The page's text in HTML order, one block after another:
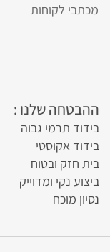
מכתבי לקוחות
ההבטחה שלנו :
בידוד תרמי גבוה
בידוד אקוסטי
בית חזק ובטוח
ביצוע נקי ומדוייק
נסיון מוכח